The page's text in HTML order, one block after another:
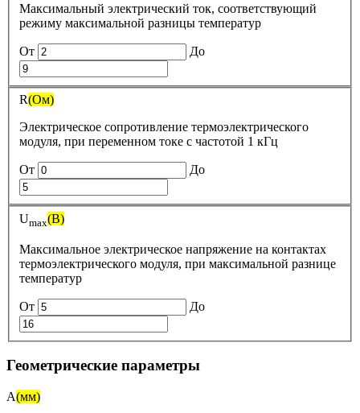
Максимальный электрический ток, соответствующий
режиму максимальной разницы температур
От До
R(Oм)
Электрическое сопротивление термоэлектрического
модуля, при переменном токе с частотой 1 кГц
От До
Umax(B)
Максимальное электрическое напряжение на контактах
термоэлектрического модуля, при максимальной разнице
температур
От До
Геометрические параметры
A(мм)